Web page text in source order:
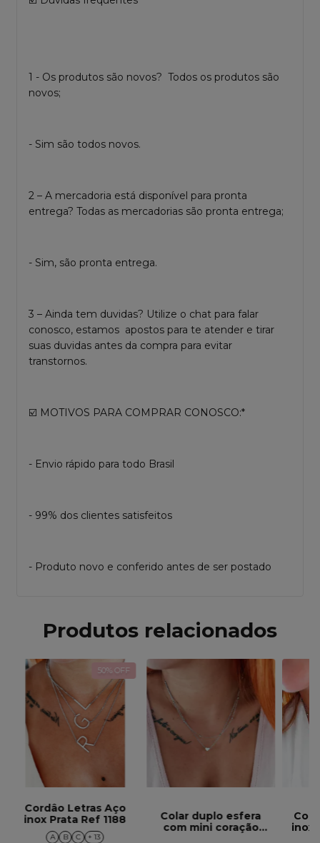
1 - Os produtos são novos? Todos os produtos são
novos;
- Sim são todos novos.
2 – A mercadoria está disponível para pronta
entrega? Todas as mercadorias são pronta entrega;
- Sim, são pronta entrega.
3 – Ainda tem duvidas? Utilize o chat para falar
conosco, estamos apostos para te atender e tirar
suas duvidas antes da compra para evitar
transtornos.
☑️ MOTIVOS PARA COMPRAR CONOSCO:*
- Envio rápido para todo Brasil
- 99% dos clientes satisfeitos
- Produto novo e conferido antes de ser postado
Produtos relacionados
50% OFF
Cordâo Letras Aço
inox Prata Ref 1188
A B C + 13
Colar duplo esfera
com mini coração
inox